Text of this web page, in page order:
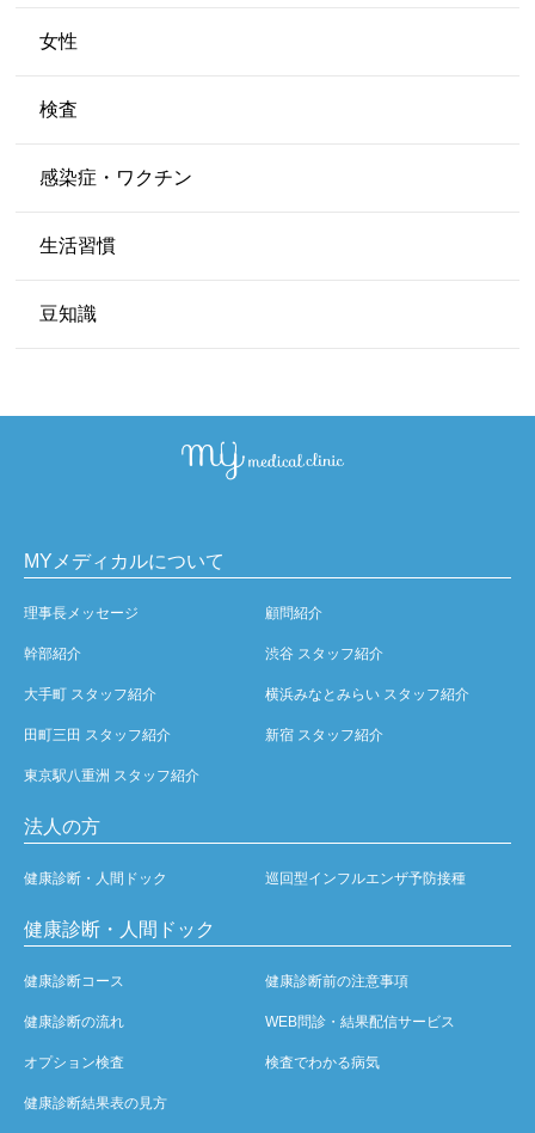
女性
検査
感染症・ワクチン
生活習慣
豆知識
MYメディカルについて
理事長メッセージ 顧問紹介
幹部紹介 渋谷 スタッフ紹介
大手町 スタッフ紹介 横浜みなとみらい スタッフ紹介
田町三田 スタッフ紹介 新宿 スタッフ紹介
東京駅八重洲 スタッフ紹介
法人の方
健康診断・人間ドック 巡回型インフルエンザ予防接種
健康診断・人間ドック
健康診断コース 健康診断前の注意事項
健康診断の流れ WEB問診・結果配信サービス
オプション検査 検査でわかる病気
健康診断結果表の見方